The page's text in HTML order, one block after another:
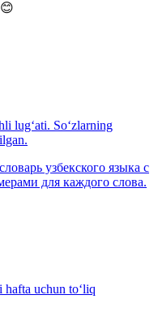
lug‘ati. So‘zlarning
узбекского языка с
для каждого слова.
uchun to‘liq